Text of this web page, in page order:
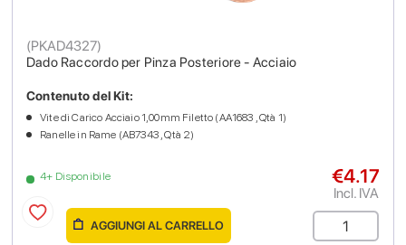
Dado Raccordo per Pinza Posteriore - Acciaio
(PKAD4327)
4+ Disponibile
Contenuto del Kit:
Vite di Carico Acciaio 1,00mm Filetto (AA1683 , Qtà 1)
Ranelle in Rame (AB7343 , Qtà 2)
€4.17
Incl. IVA
AGGIUNGI AL CARRELLO